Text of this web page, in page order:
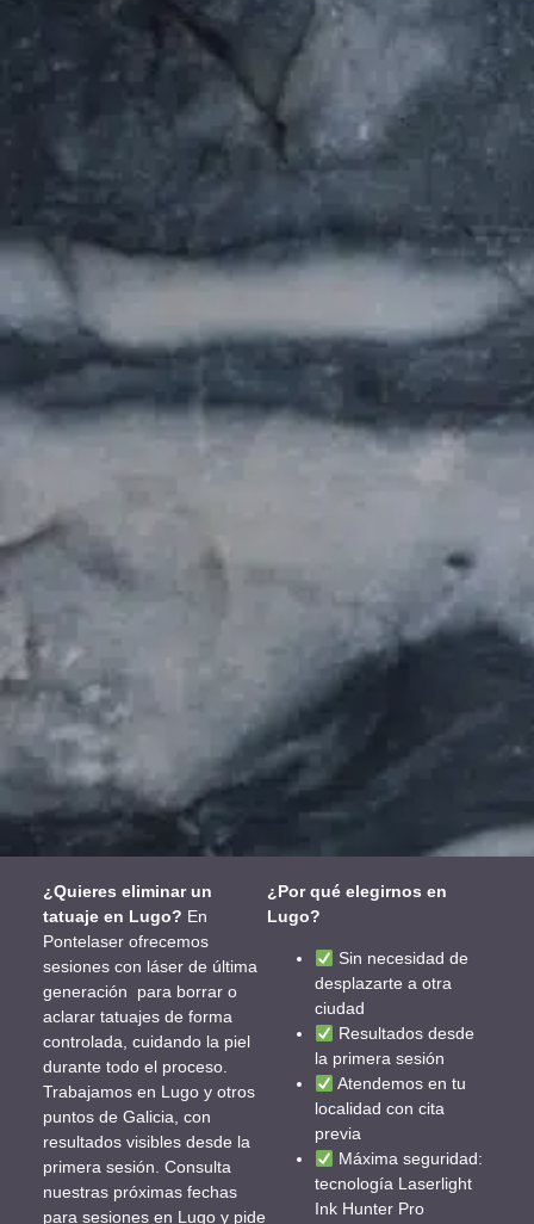
¿Quieres eliminar un
tatuaje en Lugo? En
Pontelaser ofrecemos
sesiones con láser de última
generación para borrar o
aclarar tatuajes de forma
controlada, cuidando la piel
durante todo el proceso.
Trabajamos en Lugo y otros
puntos de Galicia, con
resultados visibles desde la
primera sesión. Consulta
nuestras próximas fechas
para sesiones en Lugo y pide
¿Por qué elegirnos en
Lugo?
Sin necesidad de
desplazarte a otra
ciudad
Resultados desde
la primera sesión
Atendemos en tu
localidad con cita
previa
Máxima seguridad:
tecnología Laserlight
Ink Hunter Pro